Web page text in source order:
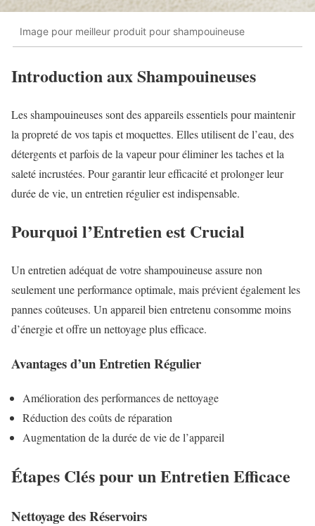
Image pour meilleur produit pour shampouineuse
Introduction aux Shampouineuses
Les shampouineuses sont des appareils essentiels pour maintenir
la propreté de vos tapis et moquettes. Elles utilisent de l’eau, des
détergents et parfois de la vapeur pour éliminer les taches et la
saleté incrustées. Pour garantir leur efficacité et prolonger leur
durée de vie, un entretien régulier est indispensable.
Pourquoi l’Entretien est Crucial
Un entretien adéquat de votre shampouineuse assure non
seulement une performance optimale, mais prévient également les
pannes coûteuses. Un appareil bien entretenu consomme moins
d’énergie et offre un nettoyage plus efficace.
Avantages d’un Entretien Régulier
Amélioration des performances de nettoyage
Réduction des coûts de réparation
Augmentation de la durée de vie de l’appareil
Étapes Clés pour un Entretien Efficace
Nettoyage des Réservoirs